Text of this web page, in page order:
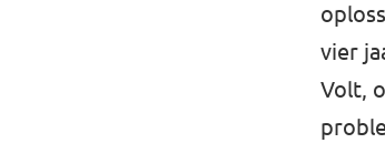
Bestuur Rotterdam Zuid-Holland
vier
Volt,